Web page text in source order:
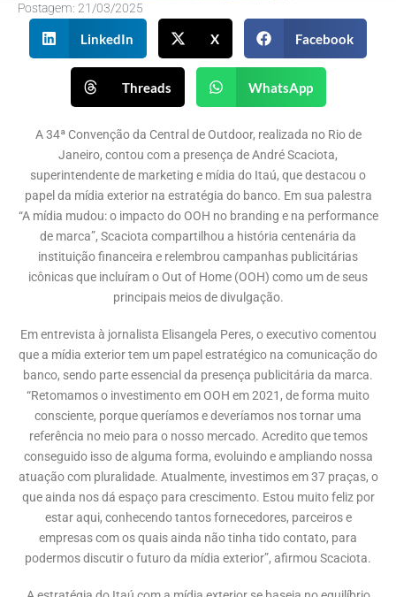
Postagem: 21/03/2025
LinkedIn X Facebook
Threads WhatsApp
A 34ª Convenção da Central de Outdoor, realizada no Rio de
Janeiro, contou com a presença de André Scaciota,
superintendente de marketing e mídia do Itaú, que destacou o
papel da mídia exterior na estratégia do banco. Em sua palestra
“A mídia mudou: o impacto do OOH no branding e na performance
de marca”, Scaciota compartilhou a história centenária da
instituição financeira e relembrou campanhas publicitárias
icônicas que incluíram o Out of Home (OOH) como um de seus
principais meios de divulgação.
Em entrevista à jornalista Elisangela Peres, o executivo comentou
que a mídia exterior tem um papel estratégico na comunicação do
banco, sendo parte essencial da presença publicitária da marca.
“Retomamos o investimento em OOH em 2021, de forma muito
consciente, porque queríamos e deveríamos nos tornar uma
referência no meio para o nosso mercado. Acredito que temos
conseguido isso de alguma forma, evoluindo e ampliando nossa
atuação com pluralidade. Atualmente, investimos em 37 praças, o
que ainda nos dá espaço para crescimento. Estou muito feliz por
estar aqui, conhecendo tantos fornecedores, parceiros e
empresas com os quais ainda não tinha tido contato, para
podermos discutir o futuro da mídia exterior”, afirmou Scaciota.